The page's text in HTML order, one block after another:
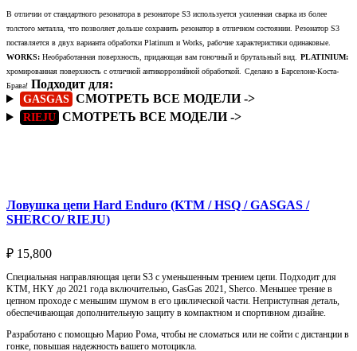
В отличии от стандартного резонатора в резонаторе S3 используется усиленная сварка из более
толстого металла, что позволяет дольше сохранить резонатор в отличном состоянии. Резонатор S3
поставляется в двух варианта обработки Platinum и Works, рабочие характеристики одинаковые.
WORKS: Необработанная поверхность, придающая вам гоночный и брутальный вид. PLATINIUM:
хромированная поверхность с отличной антикоррозийной обработкой. Сделано в Барселоне-Коста-
Брава! Подходит для:
GASGAS СМОТРЕТЬ ВСЕ МОДЕЛИ ->
RIEJU СМОТРЕТЬ ВСЕ МОДЕЛИ ->
Ловушка цепи Hard Enduro (KTM / HSQ / GASGAS /
SHERCO/ RIEJU)
₽ 15,800
Специальная направляющая цепи S3 с уменьшенным трением цепи. Подходит для
KTM, HKY до 2021 года включительно, GasGas 2021, Sherco. Меньшее трение в
цепном проходе с меньшим шумом в его циклической части. Неприступная деталь,
обеспечивающая дополнительную защиту в компактном и спортивном дизайне.
Разработано с помощью Марио Рома, чтобы не сломаться или не сойти с дистанции в
гонке, повышая надежность вашего мотоцикла.